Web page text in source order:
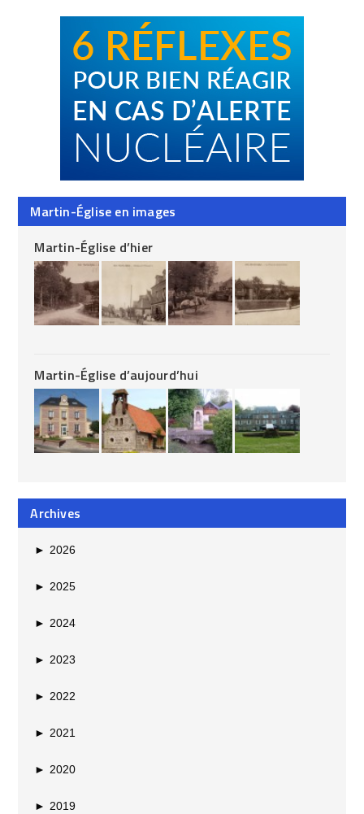
Martin-Église en images
Martin-Église d’hier
Martin-Église d’aujourd’hui
Archives
► 2026
► 2025
► 2024
► 2023
► 2022
► 2021
► 2020
► 2019